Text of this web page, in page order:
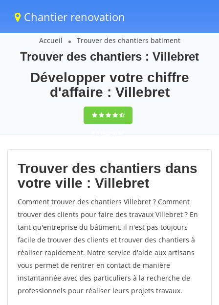
Chantier renovation
Accueil Trouver des chantiers batiment
Trouver des chantiers : Villebret
Développer votre chiffre
d'affaire : Villebret
9,5(100%)62
votes
Trouver des chantiers dans
votre ville : Villebret
Comment trouver des chantiers Villebret ? Comment
trouver des clients pour faire des travaux Villebret ? En
tant qu'entreprise du bâtiment, il n'est pas toujours
facile de trouver des clients et trouver des chantiers à
réaliser rapidement. Notre service d'aide aux artisans
vous permet de rentrer en contact de manière
instantannée avec des particuliers à la recherche de
professionnels pour réaliser leurs projets travaux.